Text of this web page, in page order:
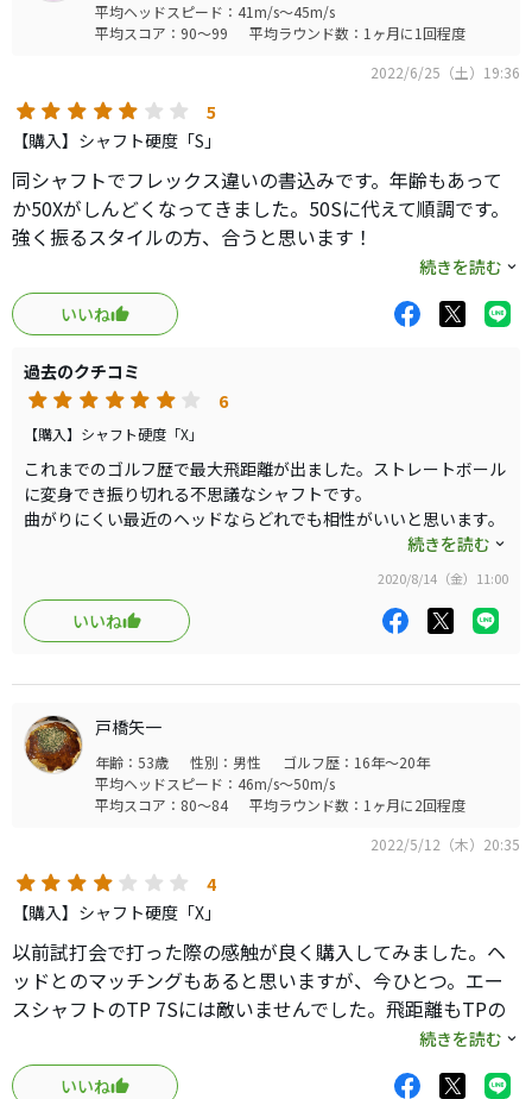
出しが真ん中からやや右にズレ、そこからはスイングなり
足！総重量も309gで個体差はあるとは思うのですが、HS45
から後半の人にはドンピシャかと。オレンジは最後に先が
少し拾うので、打ち出し角も少し稼げます。元調子とは言
え、グラファイトなんかの手元調子よりグリップ下は硬め
に感じるので、そこが癖がある理由かと。1kは更に硬いの
で私のHSだも60sはオーバースペックです。重量も重くなっ
てますし。CKは、切り返しで手元がグゥと撓り、そこから
インパクト手前まではそのまま。インパクト手前から手元
が撓り戻るのに合わせて少し先が拾う感じ。アーリーリリ
ース気味のプレイヤーだとただただ硬く飛ばないシャフト
に感じそう。切り返しの手元の撓りをハーフウェイダウン
までもってこれるプレイヤーだと、非常に振りやすく初速
の出せるシャフトです。ヘッドのマッチングはやはり重ヘ
ッド。ローグst LS、PING G425LST、初代SIMはどれも試
しましたがバッチリでした。最近では先調子のシャフトが
流行りですが、安定させるのはやはり元調子かな。ディア
マナGTも気になりますけどね…
平均ヘッドスピード：41m/s～45m/s
平均スコア：90～99
平均ラウンド数：1ヶ月に1回程度
2022/6/25（土）19:36
5
【購入】シャフト硬度「S」
同シャフトでフレックス違いの書込みです。年齢もあって
か50Xがしんどくなってきました。50Sに代えて順調です。
強く振るスタイルの方、合うと思います！
全シャフトを試している訳ではないですが、このシャフト
の特徴は以下の通りです。
・50Sでも十分にしっかりしており私の場合、冬場は使いま
・冬以外はいわゆる「振れる」シャフトで、走りすぎたり
遅れてきたりがない気持ちの良いフィーリングです。
・打球は低めになるので、最近の上がりやすいヘッドと相
性が良いと思います。
（もしくはカチャカチャで高めに調整できるヘッド）
・しなり感があまりないので固めのものを使うと、しなら
せにいってしまい強振に徹するあまり悪いスイングになっ
続きを読む
いいね
過去のクチコミ
6
【購入】シャフト硬度「X」
これまでのゴルフ歴で最大飛距離が出ました。ストレートボール
に変身でき振り切れる不思議なシャフトです。
曲がりにくい最近のヘッドならどれでも相性がいいと思います。
特に外ブラはやや重めヘッドですのでこのシャフトのカウンター
バランスは合うのか初速が驚くほど上がります。
重さとフレックスですがヘッドスピード40〜45くらいの人なら
50Xがベストと思います。
打感も柔らかく感じます。ずっと廃盤にならないことを願いま
続きを読む
2020/8/14（金）11:00
いいね
戸橋矢一
年齢：53歳 性別：男性
ゴルフ歴：16年～20年
平均ヘッドスピード：46m/s～50m/s
平均スコア：80～84
平均ラウンド数：1ヶ月に2回程度
2022/5/12（木）20:35
4
【購入】シャフト硬度「X」
以前試打会で打った際の感触が良く購入してみました。ヘ
ッドとのマッチングもあると思いますが、今ひとつ。エー
スシャフトのTP 7Sには敵いませんでした。飛距離もTPの
方がでてた。あまりいろいろ変えずに同じシャフトでやっ
た方が良いのでは？という結論に至りました。
続きを読む
いいね